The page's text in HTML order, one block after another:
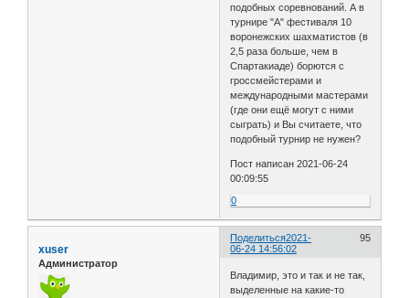
подобных соревнований. А в
турнире "А" фестиваля 10
воронежских шахматистов (в
2,5 раза больше, чем в
Спартакиаде) борются с
гроссмейстерами и
международными мастерами
(где они ещё могут с ними
сыграть) и Вы считаете, что
подобный турнир не нужен?
Пост написан 2021-06-24
00:09:55
0
Поделиться 95
2021-
06-24 14:56:02
xuser
Администратор
Владимир, это и так и не так,
выделенные на какие-то